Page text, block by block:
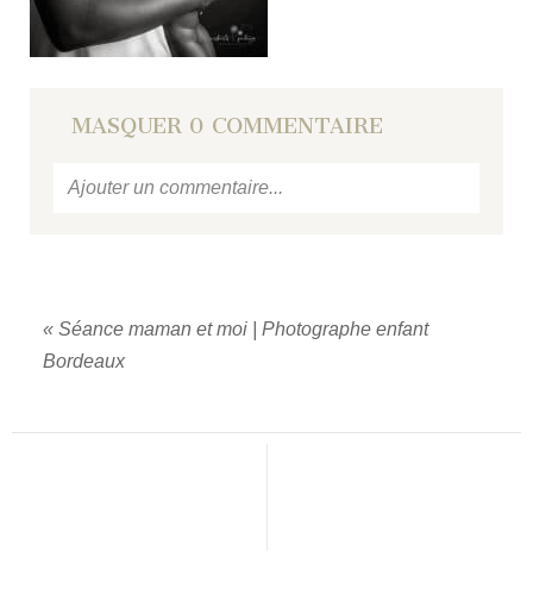
MASQUER 0 COMMENTAIRE
Ajouter un commentaire...
« Séance maman et moi | Photographe enfant
Bordeaux